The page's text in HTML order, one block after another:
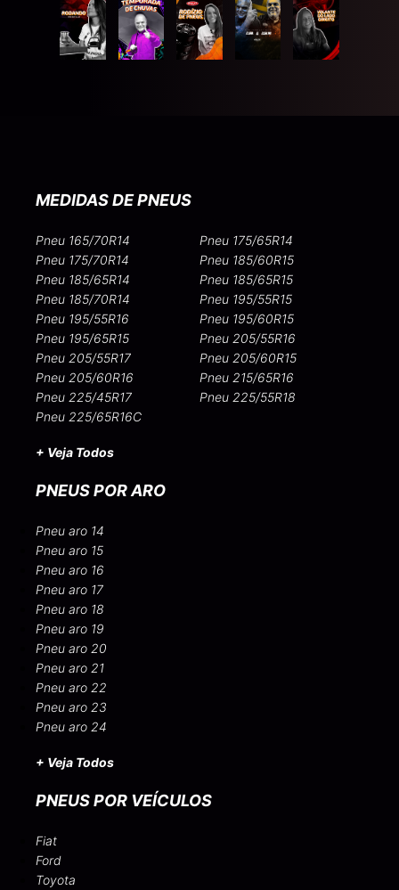
MEDIDAS DE PNEUS
Pneu 165/70R14
Pneu 175/65R14
Pneu 175/70R14
Pneu 185/60R15
Pneu 185/65R14
Pneu 185/65R15
Pneu 185/70R14
Pneu 195/55R15
Pneu 195/55R16
Pneu 195/60R15
Pneu 195/65R15
Pneu 205/55R16
Pneu 205/55R17
Pneu 205/60R15
Pneu 205/60R16
Pneu 215/65R16
Pneu 225/45R17
Pneu 225/55R18
Pneu 225/65R16C
+ Veja Todos
PNEUS POR ARO
Pneu aro 14
Pneu aro 15
Pneu aro 16
Pneu aro 17
Pneu aro 18
Pneu aro 19
Pneu aro 20
Pneu aro 21
Pneu aro 22
Pneu aro 23
Pneu aro 24
+ Veja Todos
PNEUS POR VEÍCULOS
Fiat
Ford
Toyota